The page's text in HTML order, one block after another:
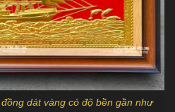
dát vàng có độ bền gần như